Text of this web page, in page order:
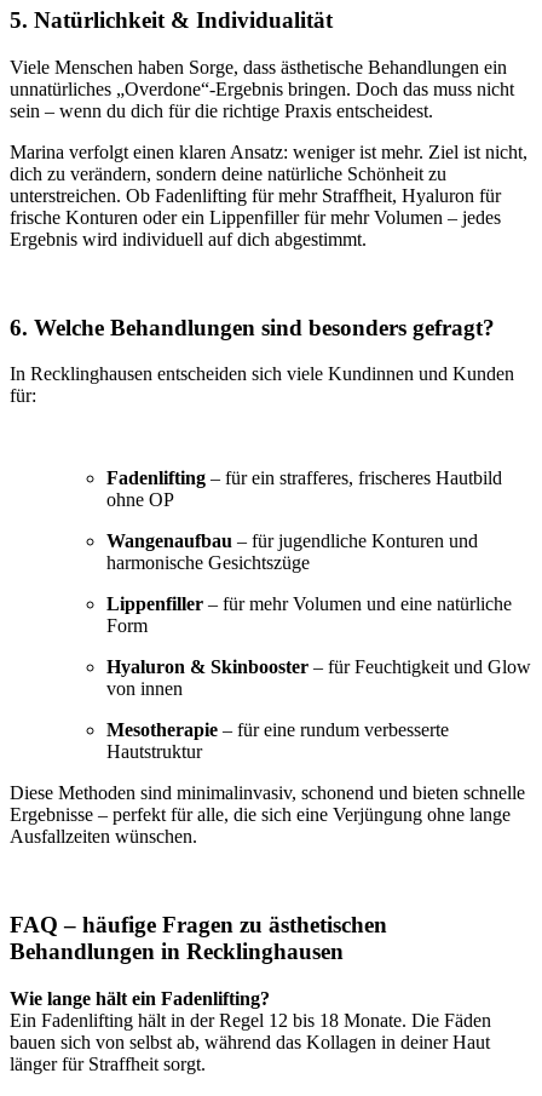
5. Natürlichkeit & Individualität
Viele Menschen haben Sorge, dass ästhetische Behandlungen ein
unnatürliches „Overdone“-Ergebnis bringen. Doch das muss nicht
sein – wenn du dich für die richtige Praxis entscheidest.
Marina verfolgt einen klaren Ansatz: weniger ist mehr. Ziel ist nicht,
dich zu verändern, sondern deine natürliche Schönheit zu
unterstreichen. Ob Fadenlifting für mehr Straffheit, Hyaluron für
frische Konturen oder ein Lippenfiller für mehr Volumen – jedes
Ergebnis wird individuell auf dich abgestimmt.
6. Welche Behandlungen sind besonders gefragt?
In Recklinghausen entscheiden sich viele Kundinnen und Kunden
für:
Fadenlifting – für ein strafferes, frischeres Hautbild
ohne OP
Wangenaufbau – für jugendliche Konturen und
harmonische Gesichtszüge
Lippenfiller – für mehr Volumen und eine natürliche
Form
Hyaluron & Skinbooster – für Feuchtigkeit und Glow
von innen
Mesotherapie – für eine rundum verbesserte
Hautstruktur
Diese Methoden sind minimalinvasiv, schonend und bieten schnelle
Ergebnisse – perfekt für alle, die sich eine Verjüngung ohne lange
Ausfallzeiten wünschen.
FAQ – häufige Fragen zu ästhetischen
Behandlungen in Recklinghausen
Wie lange hält ein Fadenlifting?
Ein Fadenlifting hält in der Regel 12 bis 18 Monate. Die Fäden
bauen sich von selbst ab, während das Kollagen in deiner Haut
länger für Straffheit sorgt.